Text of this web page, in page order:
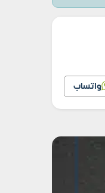
واتساب